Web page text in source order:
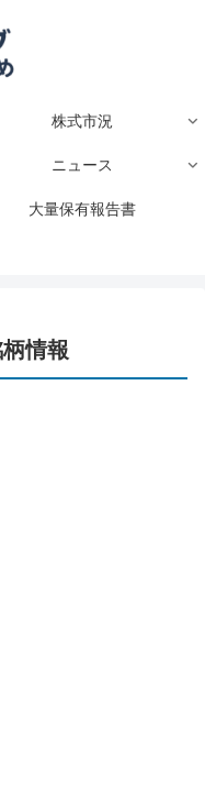
株式市況
ニュース
大量保有報告書
情報